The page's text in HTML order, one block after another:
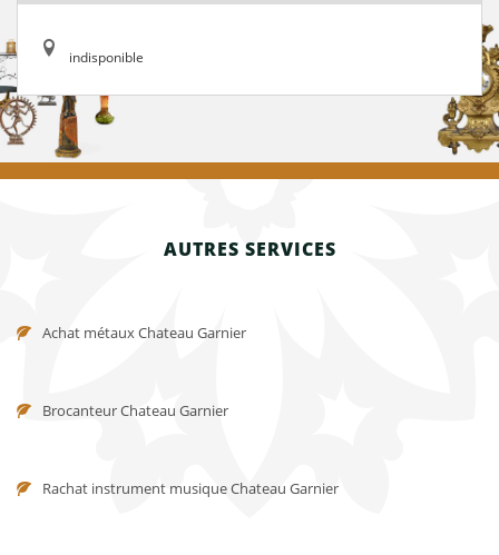
indisponible
AUTRES SERVICES
Achat métaux Chateau Garnier
Brocanteur Chateau Garnier
Rachat instrument musique Chateau Garnier